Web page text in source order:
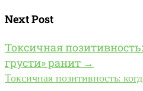
Next Post
Токсичная
грусти» ранит →
Токсичная позитивность: